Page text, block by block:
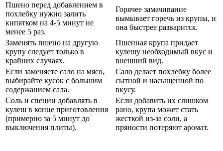
Пшено перед добавлением в
похлебку нужно залить
кипятком на 4-5 минут не
менее 5 раз.
Горячее замачивание
вымывает горечь из крупы, и
она быстрее разварится.
Заменять пшено на другую
крупу следует только в
крайних случаях.
Пшенная крупа придает
кулешу необходимый вкус и
внешний вид.
Если заменяете сало на мясо,
выбирайте кусок с большим
содержанием сала.
Сало делает похлебку более
сытной и насыщенной по
вкусу.
Соль и специи добавлять в
кулеш в конце приготовления
(примерно за 5 минут до
выключения плиты).
Если добавить их слишком
рано, крупа может стать
жесткой из-за соли, а
пряности потеряют аромат.